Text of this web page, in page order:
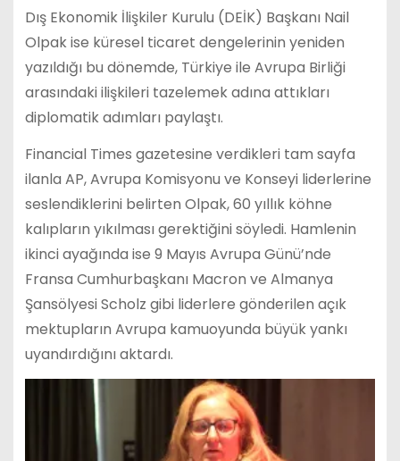
Dış Ekonomik İlişkiler Kurulu (DEİK) Başkanı Nail
Olpak ise küresel ticaret dengelerinin yeniden
yazıldığı bu dönemde, Türkiye ile Avrupa Birliği
arasındaki ilişkileri tazelemek adına attıkları
diplomatik adımları paylaştı.
Financial Times gazetesine verdikleri tam sayfa
ilanla AP, Avrupa Komisyonu ve Konseyi liderlerine
seslendiklerini belirten Olpak, 60 yıllık köhne
kalıpların yıkılması gerektiğini söyledi. Hamlenin
ikinci ayağında ise 9 Mayıs Avrupa Günü’nde
Fransa Cumhurbaşkanı Macron ve Almanya
Şansölyesi Scholz gibi liderlere gönderilen açık
mektupların Avrupa kamuoyunda büyük yankı
uyandırdığını aktardı.